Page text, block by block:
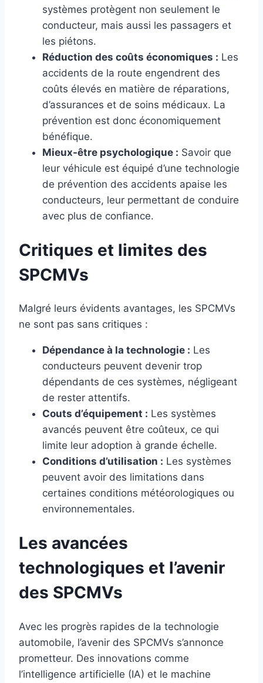
systèmes protègent non seulement le
conducteur, mais aussi les passagers et
les piétons.
Réduction des coûts économiques : Les
accidents de la route engendrent des
coûts élevés en matière de réparations,
d’assurances et de soins médicaux. La
prévention est donc économiquement
bénéfique.
Mieux-être psychologique : Savoir que
leur véhicule est équipé d’une technologie
de prévention des accidents apaise les
conducteurs, leur permettant de conduire
avec plus de confiance.
Critiques et limites des
SPCMVs
Malgré leurs évidents avantages, les SPCMVs
ne sont pas sans critiques :
Dépendance à la technologie : Les
conducteurs peuvent devenir trop
dépendants de ces systèmes, négligeant
de rester attentifs.
Couts d’équipement : Les systèmes
avancés peuvent être coûteux, ce qui
limite leur adoption à grande échelle.
Conditions d’utilisation : Les systèmes
peuvent avoir des limitations dans
certaines conditions météorologiques ou
environnementales.
Les avancées
technologiques et l’avenir
des SPCMVs
Avec les progrès rapides de la technologie
automobile, l’avenir des SPCMVs s’annonce
prometteur. Des innovations comme
l’intelligence artificielle (IA) et le machine